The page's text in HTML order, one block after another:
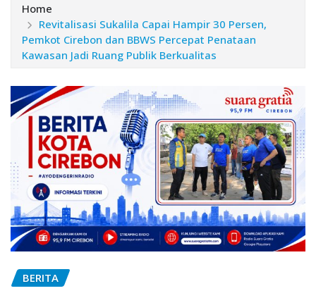
Home
Revitalisasi Sukalila Capai Hampir 30 Persen,
Pemkot Cirebon dan BBWS Percepat Penataan
Kawasan Jadi Ruang Publik Berkualitas
BERITA